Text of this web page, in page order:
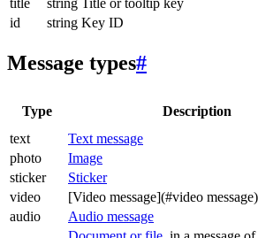
title
string Title or tooltip key
id
string Key ID
Message types#
Type Description
text
Text message
photo
Image
sticker
Sticker
video
[Video message](#video message)
audio
Audio message